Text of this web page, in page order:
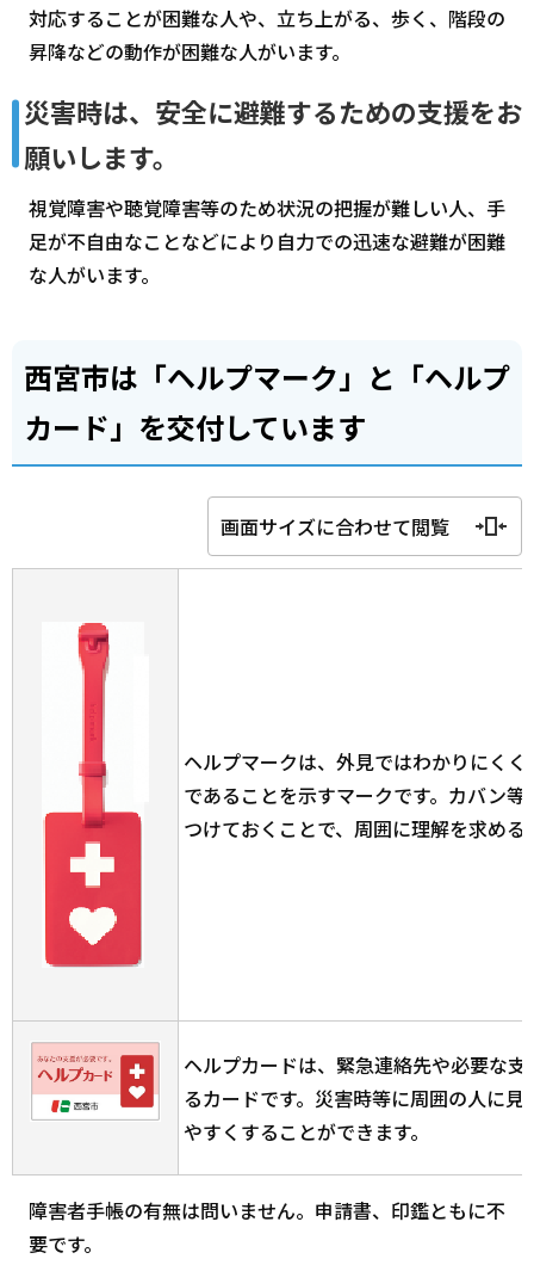
対応することが困難な人や、立ち上がる、歩く、階段の
昇降などの動作が困難な人がいます。
災害時は、安全に避難するための支援をお
願いします。
視覚障害や聴覚障害等のため状況の把握が難しい人、手
足が不自由なことなどにより自力での迅速な避難が困難
な人がいます。
西宮市は「ヘルプマーク」と「ヘルプ
カード」を交付しています
画面サイズに合わせて閲覧
ヘルプマークは、外見ではわかりにく
であることを示すマークです。カバン
つけておくことで、周囲に理解を求める
ヘルプカードは、緊急連絡先や必要な
るカードです。災害時等に周囲の人に
やすくすることができます。
障害者手帳の有無は問いません。申請書、印鑑ともに不
要です。